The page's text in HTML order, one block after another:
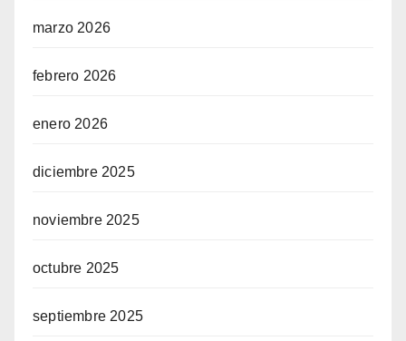
marzo 2026
febrero 2026
enero 2026
diciembre 2025
noviembre 2025
octubre 2025
septiembre 2025